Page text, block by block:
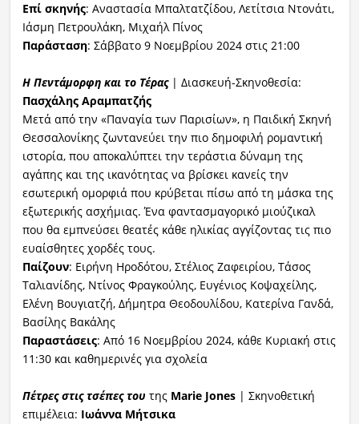
Επί σκηνής: Αναστασία Μπαλτατζίδου, Λετίτσια Ντονάτι,
Ιάσμη Πετρουλάκη, Μιχαήλ Πίνος
Παράσταση: Σάββατο 9 Νοεμβρίου 2024 στις 21:00
Η Πεντάμορφη και το Τέρας| Διασκευή-Σκηνοθεσία:
Πασχάλης Αραμπατζής
Μετά από την «Παναγία των Παρισίων», η Παιδική Σκηνή
Θεσσαλονίκης ζωντανεύει την πιο δημοφιλή ρομαντική
ιστορία, που αποκαλύπτει την τεράστια δύναμη της
αγάπης και της ικανότητας να βρίσκει κανείς την
εσωτερική ομορφιά που κρύβεται πίσω από τη μάσκα της
εξωτερικής ασχήμιας. Ένα φαντασμαγορικό μιούζικαλ
που θα εμπνεύσει θεατές κάθε ηλικίας αγγίζοντας τις πιο
ευαίσθητες χορδές τους.
Παίζουν: Ειρήνη Ηροδότου, Στέλιος Ζαφειρίου, Τάσος
Ταλιανίδης, Ντίνος Φραγκούλης, Ευγένιος Κοψαχείλης,
Ελένη Βουγιατζή, Δήμητρα Θεοδουλίδου, Κατερίνα Γανδά,
Βασίλης Βακάλης
Παραστάσεις: Από 16 Νοεμβρίου 2024, κάθε Κυριακή στις
11:30 και καθημερινές για σχολεία
Πέτρες στις τσέπες του της Marie Jones| Σκηνοθετική
επιμέλεια: Ιωάννα Μήτσικα